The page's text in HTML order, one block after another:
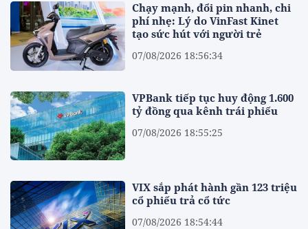
Chạy mạnh, đổi pin nhanh, chi
phí nhẹ: Lý do VinFast Kinet
tạo sức hút với người trẻ
07/08/2026 18:56:34
VPBank tiếp tục huy động 1.600
tỷ đồng qua kênh trái phiếu
07/08/2026 18:55:25
VIX sắp phát hành gần 123 triệu
cổ phiếu trả cổ tức
07/08/2026 18:54:44